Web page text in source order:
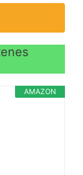
AMAZON